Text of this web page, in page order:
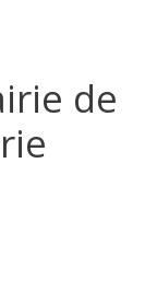
de